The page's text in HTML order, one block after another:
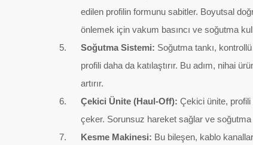
edilen profilin formunu sabitler. Boyutsal
önlemek için vakum basıncı ve soğutma
Soğutma Sistemi: Soğutma tankı,
profili daha da katılaştırır. Bu adım, nihai
artırır.
Çekici Ünite (Haul-Off): Çekici ünite, profili
çeker. Sorunsuz hareket sağlar ve soğutma
Kesme Makinesi: Bu bileşen, kablo